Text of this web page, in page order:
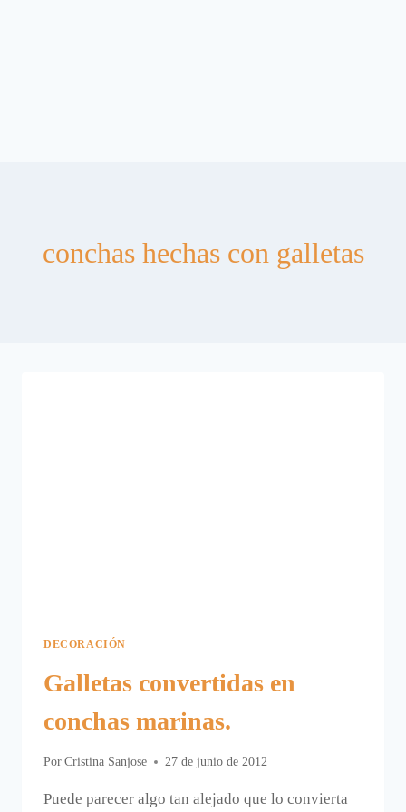
conchas hechas con galletas
DECORACIÓN
Galletas convertidas en
conchas marinas.
Por Cristina Sanjose 27 de junio de 2012
Puede parecer algo tan alejado que lo convierta